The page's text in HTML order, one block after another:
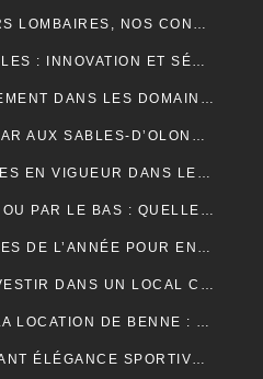
SOULAGER LES DOULEURS LOMBAIRES, NOS CONSEILS
LES BORNES ESCAMOTABLES : INNOVATION ET SÉCURITÉ POUR L’ESPACE URBAIN
L’ESSOR DE L’INVESTISSEMENT DANS LES DOMAINES VITICOLES DE PROVENCE : UNE ANALYSE ÉCONOMIQUE ET CULTURELLE
LOCATION DE CAMPING-CAR AUX SABLES-D’OLONNE : LA LIBERTÉ DE DÉCOUVRIR LA CÔTE ATLANTIQUE
ZOOM SUR LES TENDANCES EN VIGUEUR DANS LE DOMAINE DU WEBMARKETING
RAMONAGE PAR LE HAUT OU PAR LE BAS : QUELLE TECHNIQUE EST LA PLUS EFFICACE ?
LES MEILLEURES PÉRIODES DE L’ANNÉE POUR ENTRETENIR VOS GOUTTIÈRES
6 BONNES RAISONS D’INVESTIR DANS UN LOCAL COMMERCIAL
LES COÛTS ASSOCIÉS À LA LOCATION DE BENNE : CE QUE VOUS DEVEZ SAVOIR
COMMENT METTRE EN AVANT ÉLÉGANCE SPORTIVE AVEC LE POLO RUGBY ALL BLACK ?